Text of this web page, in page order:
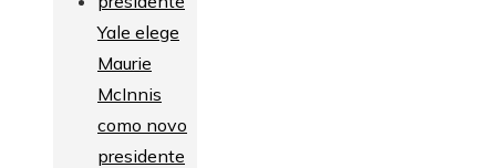
Yale elege
Maurie
McInnis
como novo
presidente